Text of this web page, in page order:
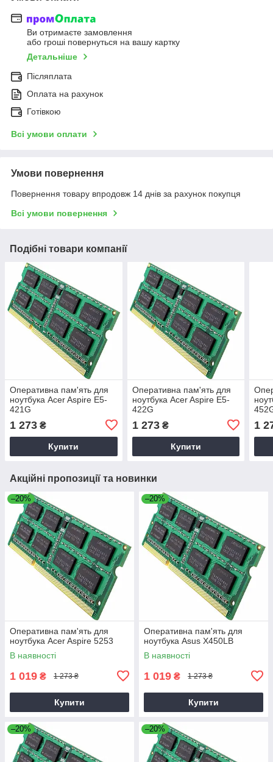
Ви отримаєте замовлення
або гроші повернуться на вашу картку
Детальніше
Післяплата
Оплата на рахунок
Готівкою
Всі умови оплати
Умови повернення
Повернення товару впродовж 14 днів за рахунок покупця
Всі умови повернення
Подібні товари компанії
Оперативна пам'ять для
ноутбука Acer Aspire E5-
421G
1 273 ₴
Купити
Оперативна пам'ять для
ноутбука Acer Aspire E5-
422G
1 273₴
Купити
1
Акційні пропозиції та новинки
–20%
Оперативна пам'ять для
ноутбука Acer Aspire 5253
В наявності
1 019 ₴ 1 273 ₴
Купити
–20%
Оперативна пам'ять для
ноутбука Asus X450LB
В наявності
1 019 ₴ 1 273 ₴
Купити
–20% –20%